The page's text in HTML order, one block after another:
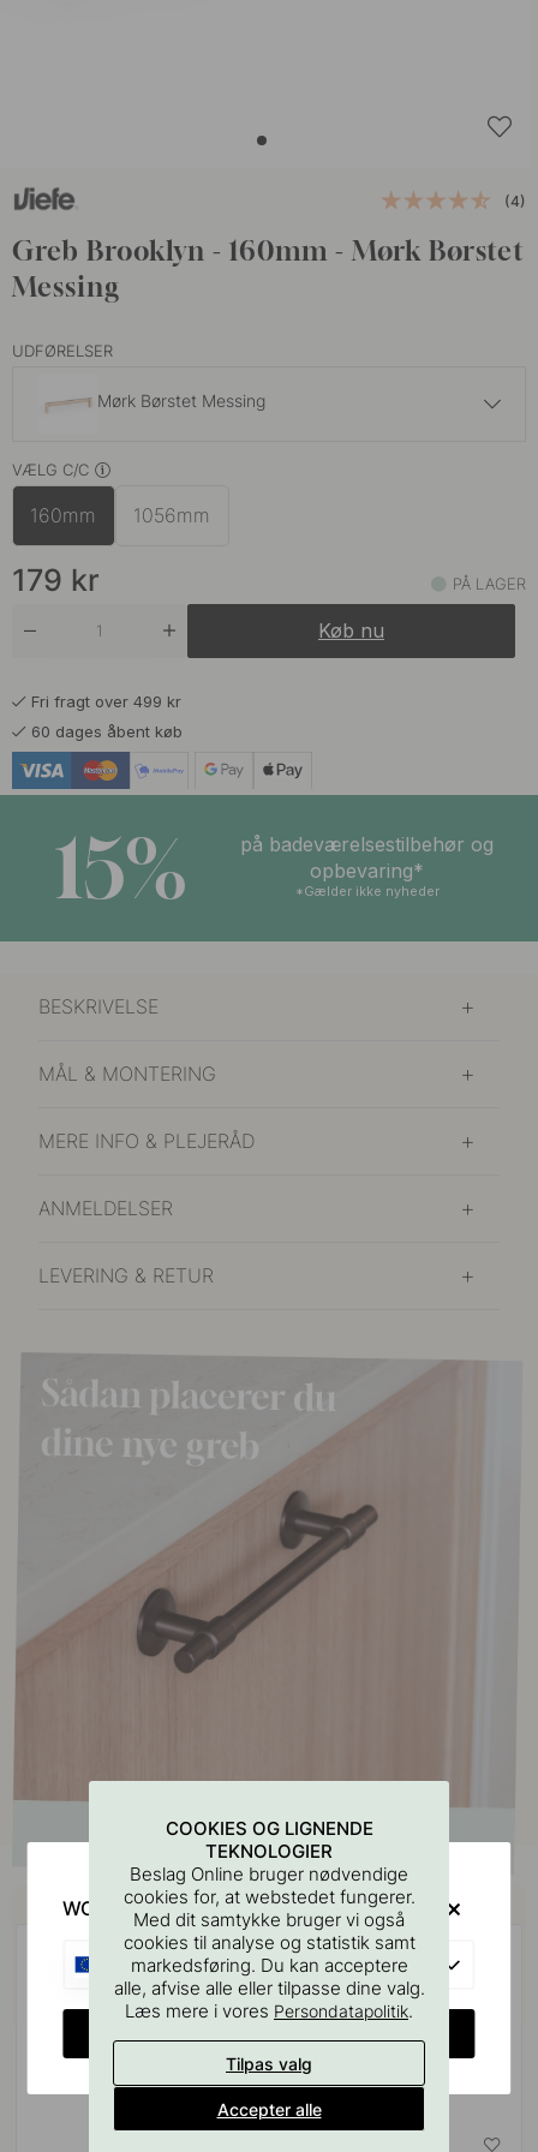
(4)
Greb Brooklyn - 160mm - Mørk Børstet
Messing
UDFØRELSER
Mørk Børstet Messing
Børstet Bronze
Børstet Sort
Børstet Titansort
VÆLG C/C
160mm 1056mm
179 kr PÅ LAGER
Køb nu
Fri fragt over 499 kr
60 dages åbent køb
15%
på badeværelsestilbehør og
opbevaring*
*Gælder ikke nyheder
BESKRIVELSE
MÅL & MONTERING
MERE INFO & PLEJERÅD
ANMELDELSER
LEVERING & RETUR
Køb sammen med
COOKIES OG LIGNENDE
TEKNOLOGIER
Beslag Online bruger nødvendige
cookies for, at webstedet fungerer.
Med dit samtykke bruger vi også
cookies til analyse og statistik samt
markedsføring. Du kan acceptere
alle, afvise alle eller tilpasse dine valg.
Læs mere i vores Persondatapolitik.
Tilpas valg
Accepter alle
WOULD YOU RATHER VISIT?
EU